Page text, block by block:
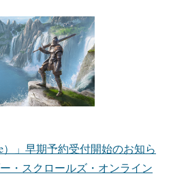
）」早期予約受付開始のお知ら
・スクロールズ・オンライン